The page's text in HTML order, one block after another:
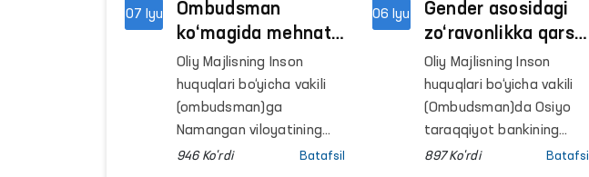
07 Iyu
Ombudsman
ko‘magida mehnat
huquqlari tiklandi:
xodimlar ishga
tiklandi, ish haqlari
undirildi
Oliy Majlisning Inson
huquqlari bo‘yicha vakili
(ombudsman)ga
Namangan viloyatining
Chortoq tumanida
946 Ko'rdi Batafsil
06 Iyu
Gender asosidagi
zo‘ravonlikka qarshi
kurashishda
hamkorlik
masalalari
muhokama qilindi
Oliy Majlisning Inson
huquqlari bo‘yicha vakili
(Ombudsman)da Osiyo
taraqqiyot bankining
gender masalalari
897 Ko'rdi Batafsil